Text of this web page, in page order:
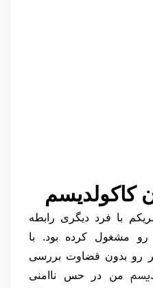
با فرد دیگری رابطه
رو مشغول کرده بود. با
رو بدون قضاوت بررسی
من در حس ناامنی